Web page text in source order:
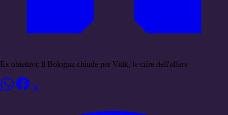
Ex obiettivi: il Bologna chiude per Vitik, le cifre dell'affare